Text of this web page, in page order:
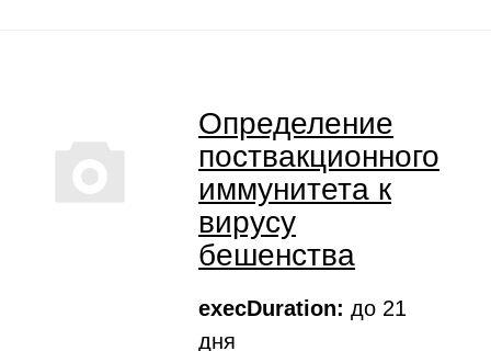
Определение
поствакционного
иммунитета к
вирусу
бешенства
execDuration: до 21
дня